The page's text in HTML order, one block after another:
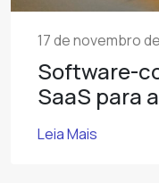
17 de novembro
Software-
SaaS para
Leia Mais